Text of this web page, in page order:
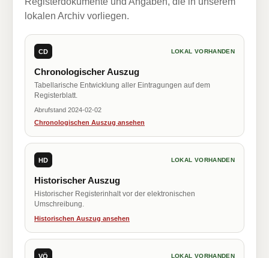
lokalen Archiv vorliegen.
CD LOKAL VORHANDEN
Chronologischer Auszug
Tabellarische Entwicklung aller Eintragungen auf dem
Registerblatt.
Abrufstand 2024-02-02
Chronologischen Auszug ansehen
HD LOKAL VORHANDEN
Historischer Auszug
Historischer Registerinhalt vor der elektronischen
Umschreibung.
Historischen Auszug ansehen
VÖ LOKAL VORHANDEN